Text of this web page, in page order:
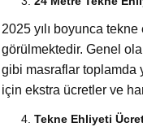
2025 yılı boyunca
görülmektedir. Genel
gibi masraflar toplamda
için ekstra ücretler ve
Tekne Ehliyeti